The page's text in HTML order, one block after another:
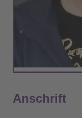
Anschrift